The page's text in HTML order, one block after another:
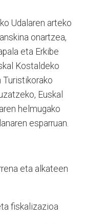
Udalaren arteko
onartzea,
eta Erkibe
Kostaldeko
Turistikorako
Euskal
helmugako
esparruan.
eta alkateen
fiskalizazioa